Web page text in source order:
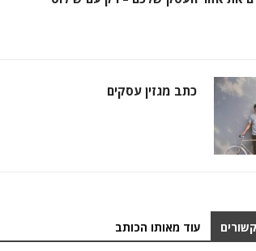
כתב מגזין עסקים
עוד מאותו הכותב